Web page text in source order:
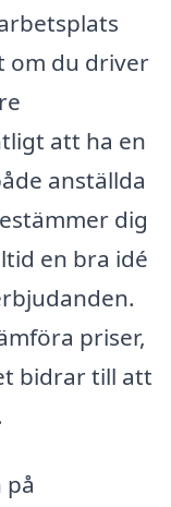
om du driver
att ha en
anställda
dig
en bra idé
priser,
bidrar till att
på